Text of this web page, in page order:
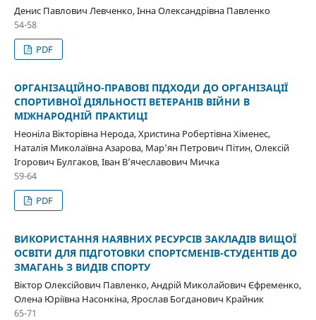
Денис Павлович Левченко, Інна Олександрівна Павленко
54-58
PDF
ОРГАНІЗАЦІЙНО-ПРАВОВІ ПІДХОДИ ДО ОРГАНІЗАЦІЇ
СПОРТИВНОЇ ДІЯЛЬНОСТІ ВЕТЕРАНІВ ВІЙНИ В
МІЖНАРОДНІЙ ПРАКТИЦІ
Неоніла Вікторівна Нерода, Христина Робертівна Хіменес,
Наталія Миколаївна Азарова, Мар’ян Петрович Пітин, Олексій
Ігорович Булгаков, Іван В’ячеславович Мичка
59-64
PDF
ВИКОРИСТАННЯ НАЯВНИХ РЕСУРСІВ ЗАКЛАДІВ ВИЩОЇ
ОСВІТИ ДЛЯ ПІДГОТОВКИ СПОРТСМЕНІВ-СТУДЕНТІВ ДО
ЗМАГАНЬ З ВИДІВ СПОРТУ
Віктор Олексійович Павленко, Андрій Миколайович Єфременко,
Олена Юріївна Насонкіна, Ярослав Богданович Крайник
65-71